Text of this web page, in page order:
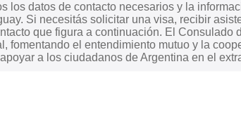
los datos de contacto necesarios y la
Si necesitás solicitar una visa, recibir
que figura a continuación. El Consulado
fomentando el entendimiento mutuo y la
a los ciudadanos de Argentina en el